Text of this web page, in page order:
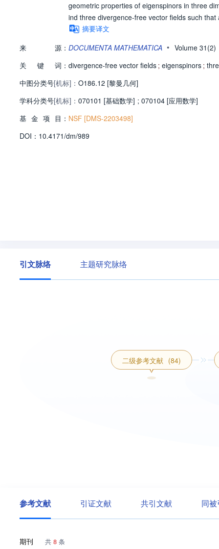
geometric properties of eigenspinors in three
ind three divergence-free vector fields such
摘要译文
来
源： DOCUMENTA MATHEMATICA • Volume
关
键 词： divergence-free vector fields ; eigenspinors ;
中图分类号[机标]： O186.12 [黎曼几何]
学科分类号[机标]： 070101 [基础数学] ; 070104 [应用数学]
基 金 项 目： NSF [DMS-2203498]
DOI： 10.4171/dm/989
引文脉络 主题研究脉络
二级参考文献 (84)
参考文献 引证文献 共引文献 同
期刊 共 8 条